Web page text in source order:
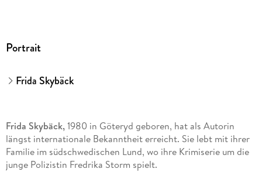
Bisher sind von der Frederika Storm-Reihe von Frida Skybäck
Band 2: Eisenblume
Portrait
Frida Skybäck
Frida Skybäck,1980 in Göteryd geboren, hat als Autorin
längst internationale Bekanntheit erreicht. Sie lebt mit ihrer
Familie im südschwedischen Lund, wo ihre Krimiserie um die
junge Polizistin Fredrika Storm spielt.